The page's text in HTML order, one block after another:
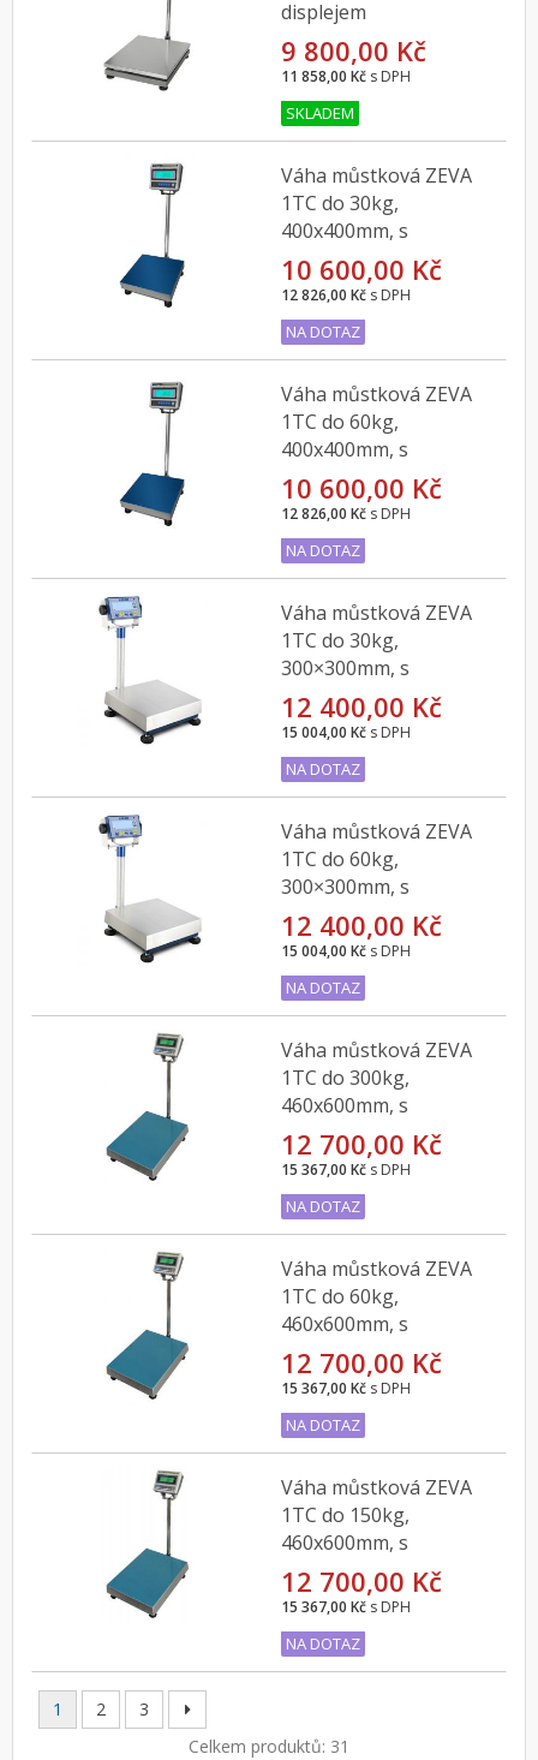
displejem
9 800,00 Kč
11 858,00 Kč s DPH
SKLADEM
Váha můstková ZEVA
1TC do 30kg,
400x400mm, s
indikátorem CAS DBI
10 600,00 Kč
12 826,00 Kč s DPH
NA DOTAZ
Váha můstková ZEVA
1TC do 60kg,
400x400mm, s
indikátorem CAS DBI
10 600,00 Kč
12 826,00 Kč s DPH
NA DOTAZ
Váha můstková ZEVA
1TC do 30kg,
300×300mm, s
indikátorem DFWL
12 400,00 Kč
15 004,00 Kč s DPH
NA DOTAZ
Váha můstková ZEVA
1TC do 60kg,
300×300mm, s
indikátorem DFWL
12 400,00 Kč
15 004,00 Kč s DPH
NA DOTAZ
Váha můstková ZEVA
1TC do 300kg,
460x600mm, s
indikátorem DBI
12 700,00 Kč
15 367,00 Kč s DPH
NA DOTAZ
Váha můstková ZEVA
1TC do 60kg,
460x600mm, s
indikátorem DBI
12 700,00 Kč
15 367,00 Kč s DPH
NA DOTAZ
Váha můstková ZEVA
1TC do 150kg,
460x600mm, s
indikátorem DBI
12 700,00 Kč
15 367,00 Kč s DPH
NA DOTAZ
1 2
3
Celkem produktů: 31